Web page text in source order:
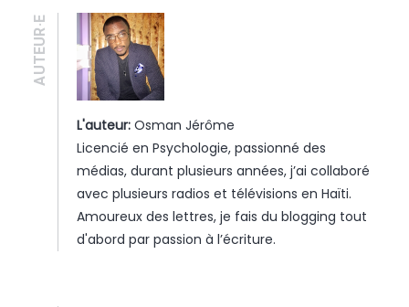
AUTEUR·E
L'auteur: Osman Jérôme
Licencié en Psychologie, passionné des
médias, durant plusieurs années, j’ai collaboré
avec plusieurs radios et télévisions en Haïti.
Amoureux des lettres, je fais du blogging tout
d'abord par passion à l’écriture.